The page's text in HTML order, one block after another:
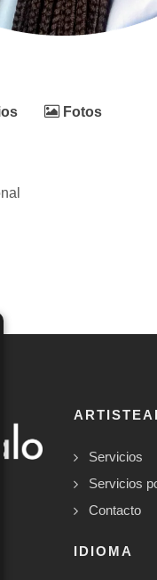
Fotos
Servicios
Servicios
Contacto
IDIOMA